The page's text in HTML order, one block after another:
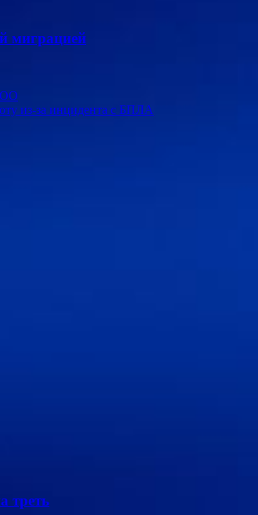
миграцией
из-за инцидента с БПЛА
треть